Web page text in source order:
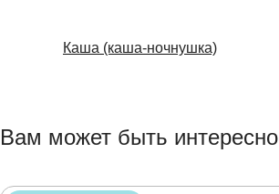
Каша (каша-ночнушка)
Вам может быть интересно